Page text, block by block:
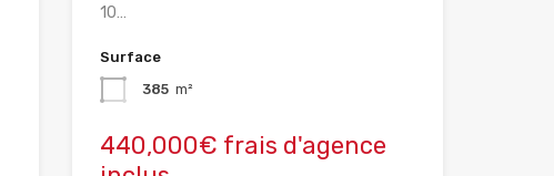
10…
Surface
385 m²
440,000€ frais d'agence